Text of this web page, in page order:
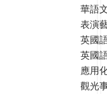
華語
表演
英國
英國
應用
觀光